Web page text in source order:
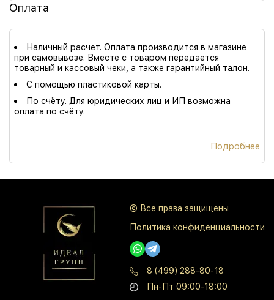
Оплата
Наличный расчет. Оплата производится в магазине
при самовывозе. Вместе с товаром передается
товарный и кассовый чеки, а также гарантийный талон.
С помощью пластиковой карты.
По счёту. Для юридических лиц и ИП возможна
оплата по счёту.
Подробнее
© Все права защищены
Политика конфиденциальности
8 (499) 288-80-18
Пн-Пт 09:00-18:00